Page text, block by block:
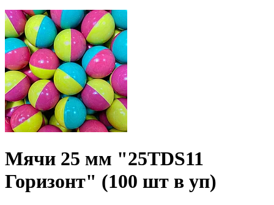
Мячи 25 мм "25TDS11
Горизонт" (100 шт в уп)